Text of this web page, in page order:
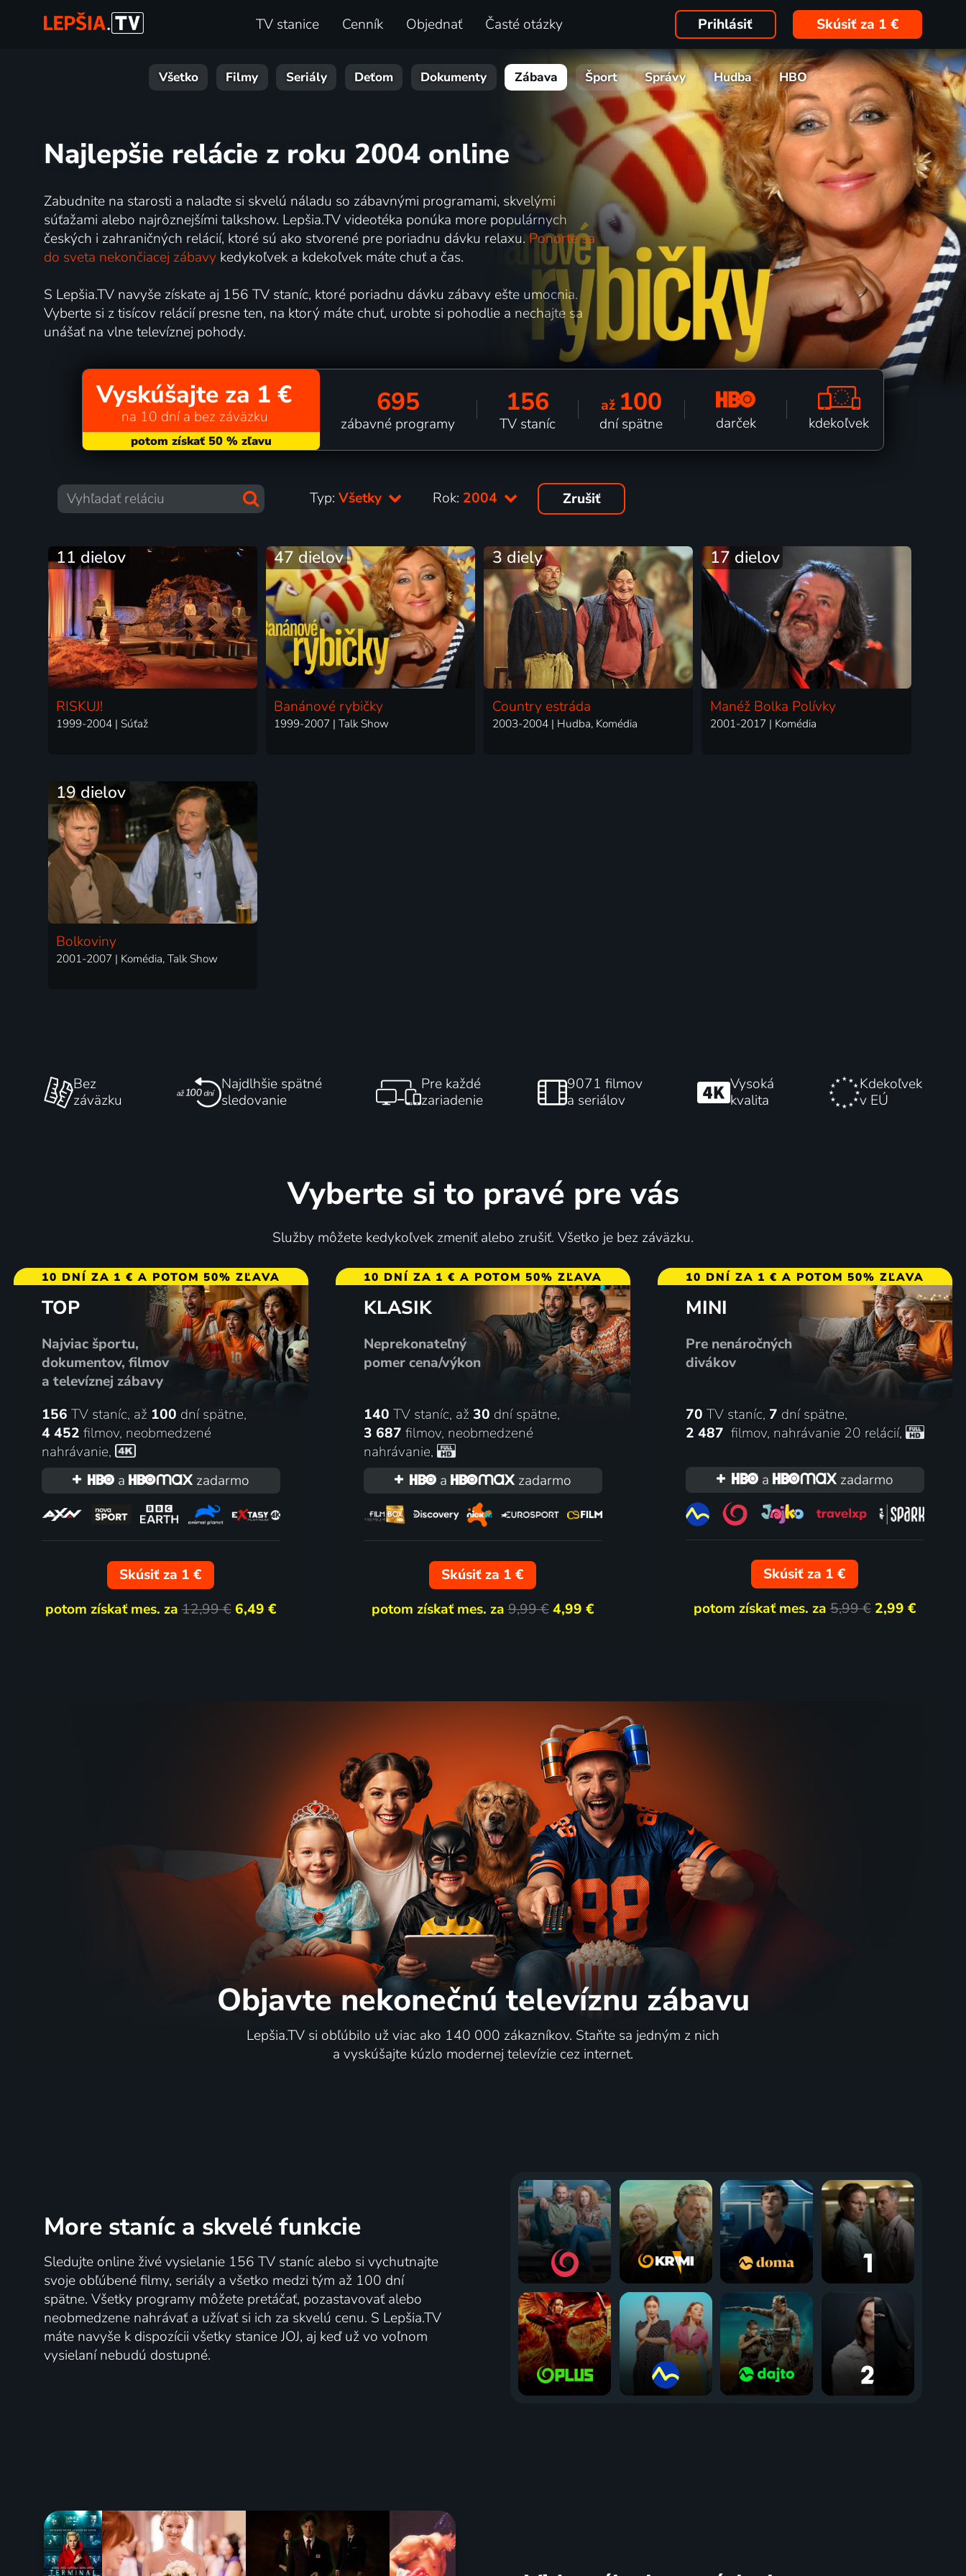
TV stanice Cenník Objednať Časté otázky Prihlásiť Skúsiť za 1 €
Všetko Filmy Seriály Deťom Dokumenty Zábava Šport Správy Hudba HBO
Najlepšie relácie z roku 2004 online
Zabudnite na starosti a nalaďte si skvelú náladu so zábavnými programami, skvelými
súťažami alebo najrôznejšími talkshow. Lepšia.TV videotéka ponúka more populárnych
českých i zahraničných relácií, ktoré sú ako stvorené pre poriadnu dávku relaxu.Ponorte sa
do sveta nekončiacej zábavykedykoľvek a kdekoľvek máte chuť a čas.
S Lepšia.TV navyše získate aj 156 TV staníc, ktoré poriadnu dávku zábavy ešte umocnia.
Vyberte si z tisícov relácií presne ten, na ktorý máte chuť, urobte si pohodlie a nechajte sa
unášať na vlne televíznej pohody.
Vyskúšajte za 1 €
na 10 dní a bez záväzku 695
zábavné programy
156
TV staníc
až 100
dní spätne darček kdekoľvek
Typ:Všetky Rok: 2004 Zrušiť
11 dielov
RISKUJ!
1999-2004 | Súťaž
47 dielov
Banánové rybičky
1999-2007 | Talk Show
3 diely
Country estráda
2003-2004 | Hudba, Komédia
17 dielov
Manéž Bolka Polívky
2001-2017 | Komédia
19 dielov
Bolkoviny
2001-2007 | Komédia, Talk Show
Bez
záväzku
Najdlhšie spätné
sledovanie
Pre každé
zariadenie
9071 filmov
a seriálov
Vysoká
kvalita
Kdekoľvek
v EÚ
Vyberte si to pravé pre vás
Služby môžete kedykoľvek zmeniť alebo zrušiť. Všetko je bez záväzku.
10 DNÍ ZA 1 € A POTOM 50% ZĽAVA
TOP
Najviac športu,
dokumentov, filmov
a televíznej zábavy
156 TV staníc, až 100 dní spätne,
4 452 filmov, neobmedzené
nahrávanie,
a
zadarmo
Skúsiť za 1 €
potom získať mes. za12,99 € 6,49 €
10 DNÍ ZA 1 € A POTOM 50% ZĽAVA
KLASIK
Neprekonateľný
pomer cena/výkon
140 TV staníc, až 30 dní spätne,
3 687 filmov, neobmedzené
nahrávanie,
a
zadarmo
Skúsiť za 1 €
potom získať mes. za9,99 € 4,99 €
10 DNÍ ZA 1 € A POTOM 50% ZĽAVA
MINI
Pre nenáročných
divákov
70 TV staníc, 7 dní spätne,
2 487 filmov, nahrávanie 20 relácií,
a zadarmo
Skúsiť za 1 €
potom získať mes. za5,99 € 2,99 €
Objavte nekonečnú televíznu zábavu
Lepšia.TV si obľúbilo už viac ako 140 000 zákazníkov. Staňte sa jedným z nich
a vyskúšajte kúzlo modernej televízie cez internet.
More staníc a skvelé funkcie
Sledujte online živé vysielanie 156 TV staníc alebo si vychutnajte
svoje obľúbené filmy, seriály a všetko medzi tým až 100 dní
spätne. Všetky programy môžete pretáčať, pozastavovať alebo
neobmedzene nahrávať a užívať si ich za skvelú cenu. S Lepšia.TV
máte navyše k dispozícii všetky stanice JOJ, aj keď už vo voľnom
vysielaní nebudú dostupné.